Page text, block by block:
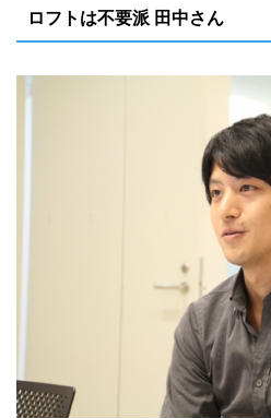
ロフトは不要派 田中さん